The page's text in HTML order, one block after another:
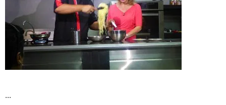
...